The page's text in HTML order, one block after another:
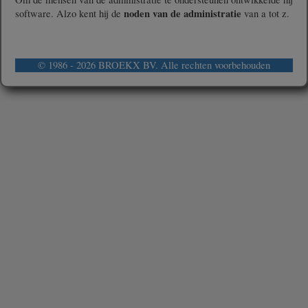
software. Alzo kent hij de noden van de administratie van a tot z.
© 1986 - 2026 BROEKX BV. Alle rechten voorbehouden